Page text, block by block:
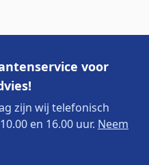
voor
zijn wij telefonisch
en 16.00 uur. Neem